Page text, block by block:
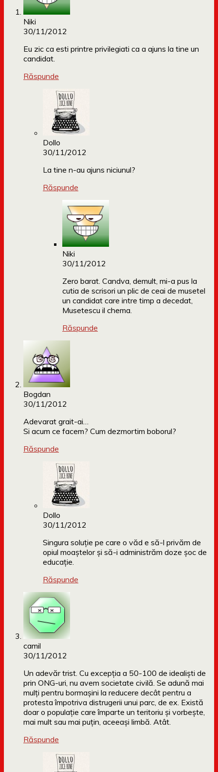
Niki
30/11/2012
Eu zic ca esti printre privilegiati ca a ajuns la tine un
candidat.
Răspunde
Dollo
30/11/2012
La tine n-au ajuns niciunul?
Răspunde
Niki
30/11/2012
Zero barat. Candva, demult, mi-a pus la
cutia de scrisori un plic de ceai de musetel
un candidat care intre timp a decedat,
Musetescu il chema.
Răspunde
Bogdan
30/11/2012
Adevarat grait-ai…
Si acum ce facem? Cum dezmortim boborul?
Răspunde
Dollo
30/11/2012
Singura soluție pe care o văd e să-l privăm de
opiul moaștelor și să-i administrăm doze șoc de
educație.
Răspunde
camil
30/11/2012
Un adevăr trist. Cu excepția a 50-100 de idealiști de
prin ONG-uri, nu avem societate civilă. Se adună mai
mulți pentru bormașini la reducere decât pentru a
protesta împotriva distrugerii unui parc, de ex. Există
doar o populație care împarte un teritoriu și vorbește,
mai mult sau mai puțin, aceeași limbă. Atât.
Răspunde